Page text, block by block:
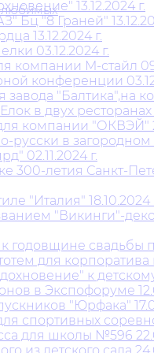
любимых 13.12.2024 г.
"8 Граней"
13.12.2024 г.
03.12.2024 г.
компании М-стайл
конференции
"Балтика",на
в двух ресторанах
компании "ОКВЭЙ"
в загородном
02.11.2024 г.
300-летия Санкт-
"Италия" 18.10.2024
"Викинги"-
годовщине свадьбы
для
к
в Экспофоруме
"Юрфака"
спортивных
для школы №596